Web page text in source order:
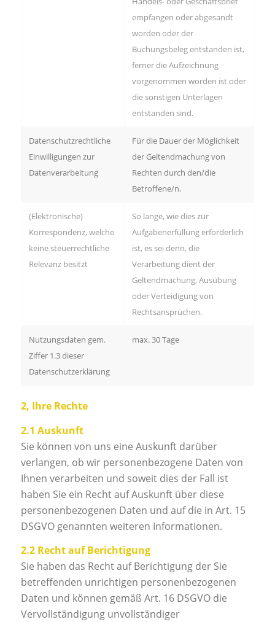
empfangen oder abgesandt
worden oder der
Buchungsbeleg entstanden ist,
ferner die Aufzeichnung
vorgenommen worden ist oder
die sonstigen Unterlagen
entstanden sind.
Datenschutzrechtliche
Einwilligungen zur
Datenverarbeitung
Für die Dauer der Möglichkeit
der Geltendmachung von
Rechten durch den/die
Betroffene/n.
(Elektronische)
Korrespondenz, welche
keine steuerrechtliche
Relevanz besitzt
So lange, wie dies zur
Aufgabenerfüllung erforderlich
ist, es sei denn, die
Verarbeitung dient der
Geltendmachung, Ausübung
oder Verteidigung von
Rechtsansprüchen.
Nutzungsdaten gem.
Ziffer 1.3 dieser
Datenschutzerklärung
max. 30 Tage
2, Ihre Rechte
2.1 Auskunft
Sie können von uns eine Auskunft darüber
verlangen, ob wir personenbezogene Daten von
Ihnen verarbeiten und soweit dies der Fall ist
haben Sie ein Recht auf Auskunft über diese
personenbezogenen Daten und auf die in Art. 15
DSGVO genannten weiteren Informationen.
2.2 Recht auf Berichtigung
Sie haben das Recht auf Berichtigung der Sie
betreffenden unrichtigen personenbezogenen
Daten und können gemäß Art. 16 DSGVO die
Vervollständigung unvollständiger